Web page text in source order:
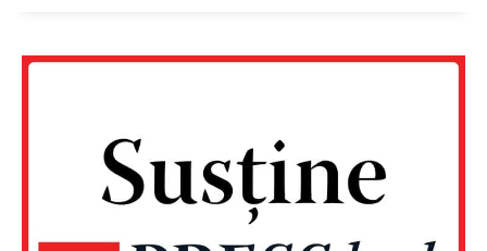
PRESShub
Despre noi / Echipa
Proiecte editoriale